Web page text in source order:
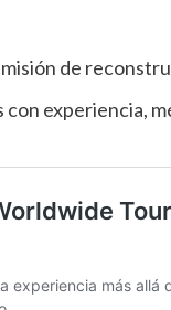
de
experiencia,